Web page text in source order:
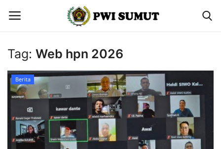
Berita
Contact
Gallery
Tag: Web hpn 2026
Berita